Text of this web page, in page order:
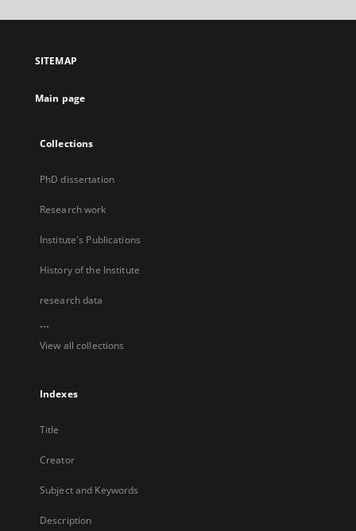
SITEMAP
Main page
Collections
PhD dissertation
Research work
Institute's Publications
History of the Institute
research data
...
View all collections
Indexes
Title
Creator
Subject and Keywords
Description